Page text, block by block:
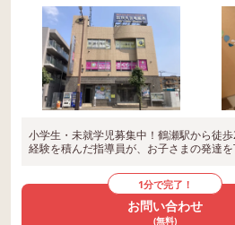
小学生・未就学児募集中！鶴瀬駅から徒
経験を積んだ指導員が、お子さまの発達を
1分で完了！
お問い合わせ
(無料)